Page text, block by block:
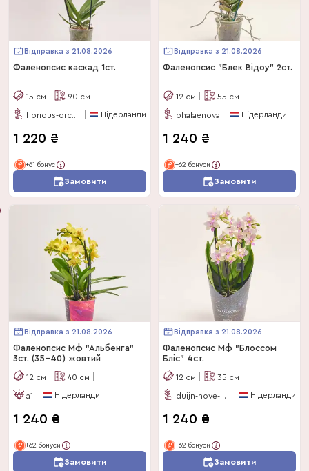
Відправка з 21.08.2026
Фаленопсис каскад 1ст.
15 см 90 см
florious-orchids Нідерланди
1 220 ₴
+61 бонус
Замовити
Відправка з 21.08.2026
Фаленопсис "Блек Відоу" 2ст.
12 см 55 см
phalaenova Нідерланди
1 240 ₴
+62 бонуси
Замовити
Відправка з 21.08.2026
Фаленопсис Мф "Альбенга"
3ст. (35-40) жовтий
12 см 40 см
a1 Нідерланди
1 240 ₴
+62 бонуси
Замовити
Відправка з 21.08.2026
Фаленопсис Мф "Блоссом
Бліс" 4ст.
12 см 35 см
duijn-hove-bv Нідерланди
1 240 ₴
+62 бонуси
Замовити